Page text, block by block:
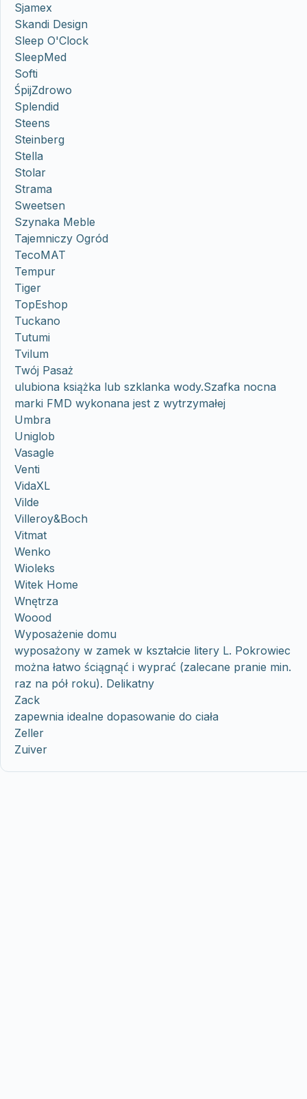
Sjamex
Skandi Design
Sleep O'Clock
SleepMed
Softi
ŚpijZdrowo
Splendid
Steens
Steinberg
Stella
Stolar
Strama
Sweetsen
Szynaka Meble
Tajemniczy Ogród
TecoMAT
Tempur
Tiger
TopEshop
Tuckano
Tutumi
Tvilum
Twój Pasaż
ulubiona książka lub szklanka wody.Szafka nocna
marki FMD wykonana jest z wytrzymałej
Umbra
Uniglob
Vasagle
Venti
VidaXL
Vilde
Villeroy&Boch
Vitmat
Wenko
Wioleks
Witek Home
Wnętrza
Woood
Wyposażenie domu
wyposażony w zamek w kształcie litery L. Pokrowiec
można łatwo ściągnąć i wyprać (zalecane pranie min.
raz na pół roku). Delikatny
Zack
zapewnia idealne dopasowanie do ciała
Zeller
Zuiver